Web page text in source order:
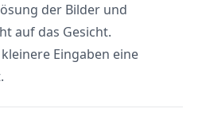
der Bilder und
auf das Gesicht.
Eingaben eine